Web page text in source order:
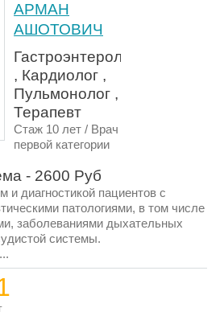
АРМАН
АШОТОВИЧ
Гастроэнтеролог
, Кардиолог ,
Пульмонолог ,
Терапевт
Стаж 10 лет / Врач
первой категории
- 2600 Руб
и диагностикой пациентов с
патологиями, в том числе
заболеваниями дыхательных
системы.